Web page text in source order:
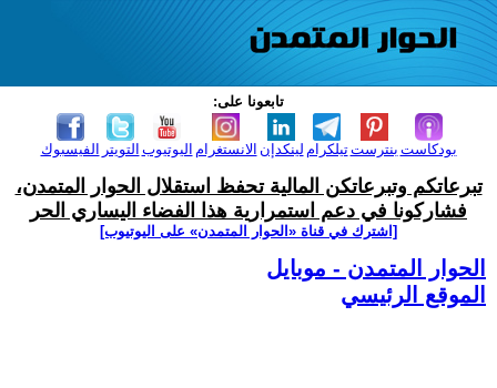
تابعونا على:
الفيسبوك التويتر اليوتيوب الانستغرام لينكدإن تيلكرامبنترست بودكاست
تبرعاتكم وتبرعاتكن المالية تحفظ استقلال الحوار المتمدن،
فشاركونا في دعم استمرارية هذا الفضاء اليساري الحر
[اشترك في قناة ‫«الحوار المتمدن» على اليوتيوب]
الحوار المتمدن - موبايل
الموقع الرئيسي